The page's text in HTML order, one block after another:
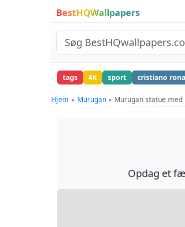
BestHQWallpapers
tags 4K sport cristiano
Hjem Murugan Murugan statue
Opdag et